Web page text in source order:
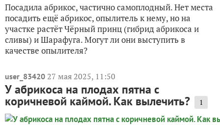
Посадила абрикос, частично самоплодный. Нет места
посадить ещё абрикос, опылитель к нему, но на
участке растёт Чёрный принц (гибрид абрикоса и
сливы) и Шарафуга. Могут ли они выступить в
качестве опылителя?
user_83420 27 мая 2025, 11:50
У абрикоса на плодах пятна с
коричневой каймой. Как вылечить? 1